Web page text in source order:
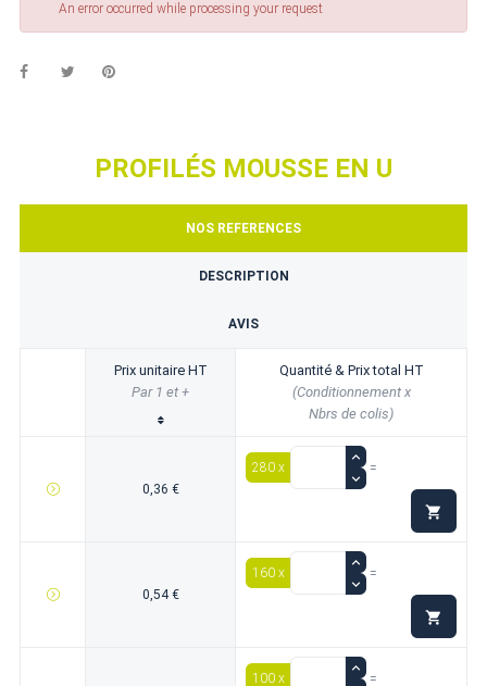
An error occurred while processing your request
PROFILÉS MOUSSE EN U
NOS REFERENCES
DESCRIPTION
AVIS
Prix unitaire HT
Par 1 et +
Quantité & Prix total HT
(Conditionnement x
Nbrs de colis)
0,36 €
280 x =

0,54 €
160 x =

100 x =